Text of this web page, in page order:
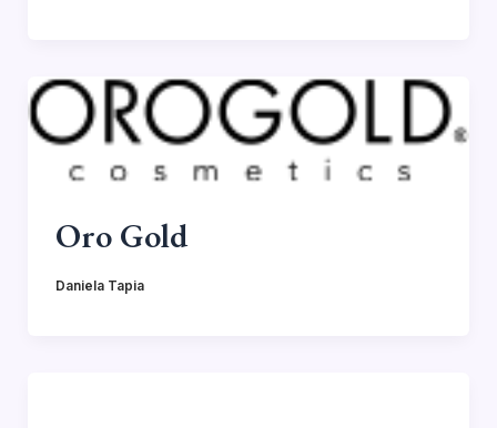
Oro Gold
Daniela Tapia